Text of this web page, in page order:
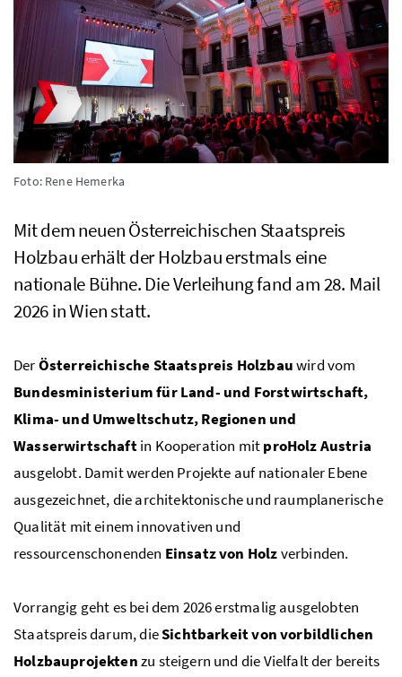
Foto: Rene Hemerka
Mit dem neuen Österreichischen Staatspreis
Holzbau erhält der Holzbau erstmals eine
nationale Bühne. Die Verleihung fand am 28. Mail
2026 in Wien statt.
DerÖsterreichische Staatspreis Holzbauwird vom
Bundesministerium für Land- und Forstwirtschaft,
Klima- und Umweltschutz, Regionen und
Wasserwirtschaftin Kooperation mitproHolz Austria
ausgelobt. Damit werden Projekte auf nationaler Ebene
ausgezeichnet, die architektonische und raumplanerische
Qualität mit einem innovativen und
ressourcenschonenden Einsatz von Holzverbinden.
Vorrangig geht es bei dem 2026 erstmalig ausgelobten
Staatspreis darum, dieSichtbarkeit von vorbildlichen
Holzbauprojektenzu steigern und die Vielfalt der bereits